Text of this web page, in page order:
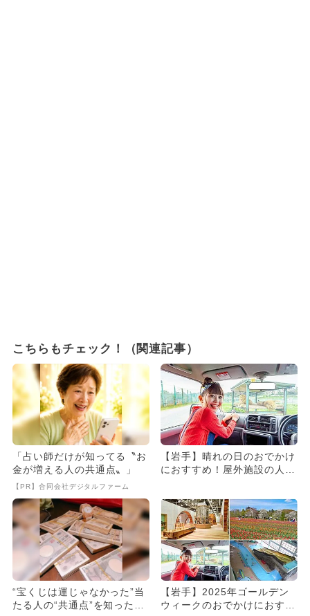
こちらもチェック！（関連記事）
「占い師だけが知ってる〝お
金が増える人の共通点〟」
【PR】合同会社デジタルファーム
【岩手】晴れの日のおでかけ
におすすめ！屋外施設の人気
“宝くじは運じゃなかった”当
たる人の“共通点”を知っただ
【岩手】2025年ゴールデン
ウィークのおでかけにおすす